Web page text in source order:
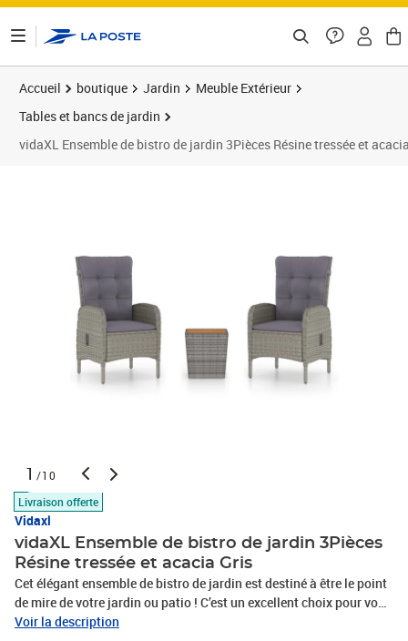
Accueil boutique Jardin
Meuble Extérieur
Tables et bancs de jardin
vidaXL Ensemble de bistro de jardin 3Pièces Résine tressée et
1 /10
Livraison offerte
Vidaxl
vidaXL Ensemble de bistro de jardin 3Pièces
Résine tressée et acacia Gris
Cet élégant ensemble de bistro de jardin est destiné à être le point
de mire de votre jardin ou patio ! C’est un excellent choix pour vous
détendre dans les espaces extérieurs ! Les cadres en acier enduit
Voir la description